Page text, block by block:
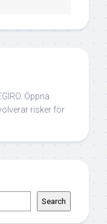
Öppna
risker för
Search